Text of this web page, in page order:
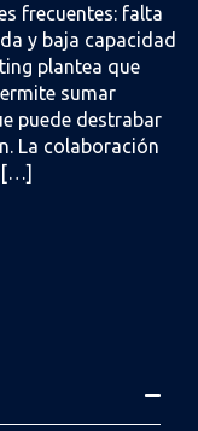
frecuentes: falta
y baja capacidad
plantea que
sumar
puede destrabar
La colaboración
[…]